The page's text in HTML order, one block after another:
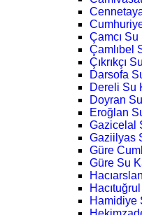
Çamcı Su
Çamlıbel
Çıkrıkçı
Darsofa
Dereli Su
Doyran
Eroğlan
Gazicelal
Gaziilyas
Güre
Güre Su
Hamidiye